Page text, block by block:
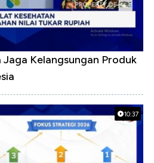
Jaga Kelangsungan Produk
10:37